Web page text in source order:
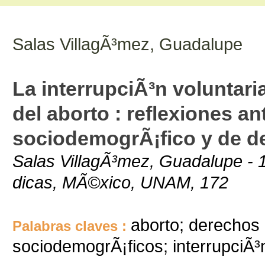
Salas VillagÃ³mez, Guadalupe
La interrupciÃ³n
del aborto : reflexiones
sociodemogrÃ¡fico y de
Salas VillagÃ³mez, Guadalupe
dicas, MÃ©xico, UNAM, 172
Palabras claves : aborto;
sociodemogrÃ¡ficos;